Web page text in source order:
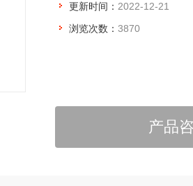
更新时间： 2022-12-21
浏览次数： 3870
产品